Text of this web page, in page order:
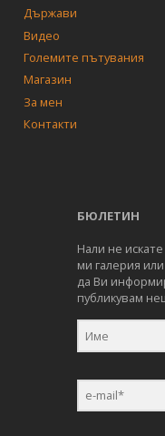
Държави
Видео
Големите пътувания
Магазин
За мен
Контакти
БЮЛЕТИН
Нали не
ми галерия
да Ви
публикувам